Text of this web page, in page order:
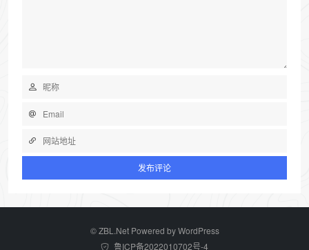
©ZBL.NetPowered byWordPress
鲁ICP备2022010702号-4